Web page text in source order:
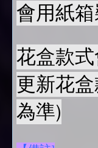
會用紙
花盒款
更新花
為準)